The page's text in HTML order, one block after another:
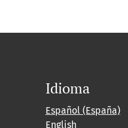
Idioma
Español (España)
English